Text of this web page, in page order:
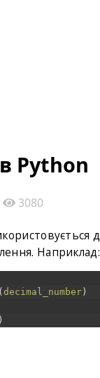
Python
3080
Наприклад:
( decimal_number)
)